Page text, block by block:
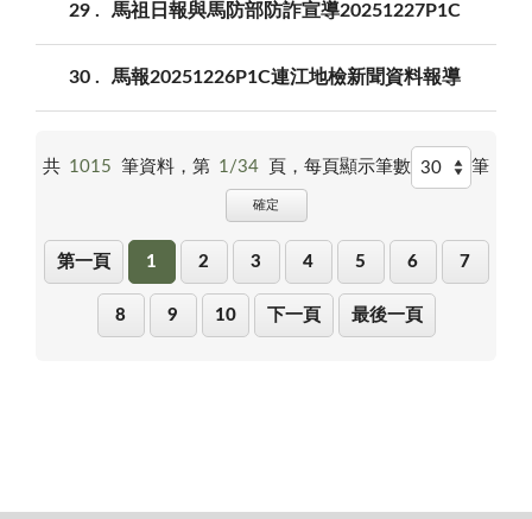
29 馬祖日報與馬防部防詐宣導20251227P1C
30 馬報20251226P1C連江地檢新聞資料報導
共 1015 筆資料，第 1/34 頁， 每頁顯示筆數 筆
確定
第一頁 1 2 3 4 5 6 7
8 9 10 下一頁 最後一頁